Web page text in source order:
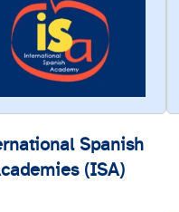
Spanish
(ISA)